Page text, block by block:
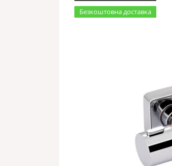
Безкоштовна доставка